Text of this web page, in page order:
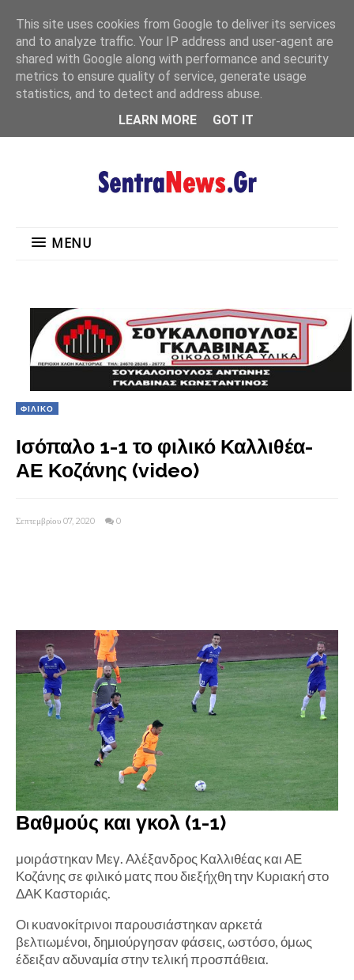
MENU
MENU
ΦΙΛΙΚΟ
Ισόπαλο 1-1 το φιλικό Καλλιθέα-
ΑΕ Κοζάνης (video)
Σεπτεμβρίου 07, 2020 0
Βαθμούς και γκολ (1-1)
μοιράστηκαν Μεγ. Αλέξανδρος Καλλιθέας και ΑΕ
Κοζάνης σε φιλικό ματς που διεξήχθη την Κυριακή στο
ΔΑΚ Καστοριάς.
Οι κυανοκίτρινοι παρουσιάστηκαν αρκετά
βελτιωμένοι, δημιούργησαν φάσεις, ωστόσο, όμως
έδειξαν αδυναμία στην τελική προσπάθεια.
This site uses cookies from Google to deliver its services
and to analyze traffic. Your IP address and user-agent are
shared with Google along with performance and security
metrics to ensure quality of service, generate usage
statistics, and to detect and address abuse.
LEARN MORE
GOT IT